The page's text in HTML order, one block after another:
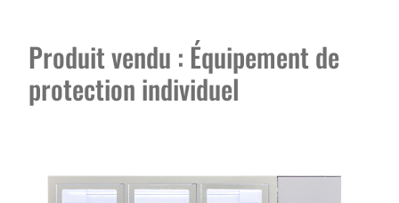
Produit vendu : Équipement de
protection individuel